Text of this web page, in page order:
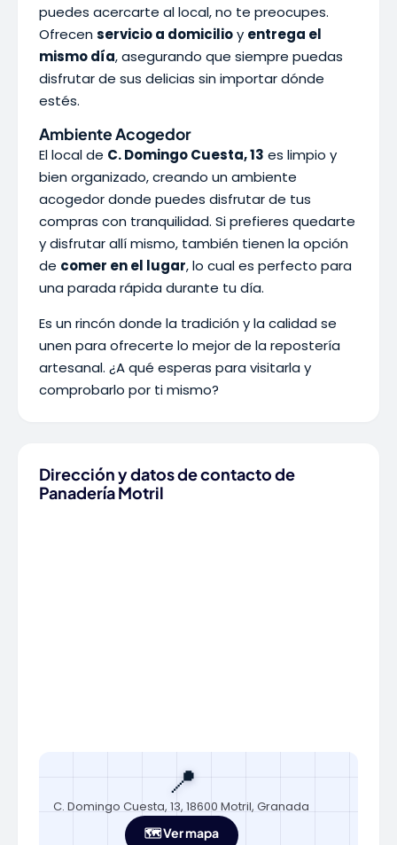
puedes acercarte al local, no te preocupes.
Ofrecen servicio a domicilioy entrega el
mismo día, asegurando que siempre puedas
disfrutar de sus delicias sin importar dónde
estés.
Ambiente Acogedor
El local de C. Domingo Cuesta, 13 es limpio y
bien organizado, creando un ambiente
acogedor donde puedes disfrutar de tus
compras con tranquilidad. Si prefieres quedarte
y disfrutar allí mismo, también tienen la opción
de comer en el lugar, lo cual es perfecto para
una parada rápida durante tu día.
Es un rincón donde la tradición y la calidad se
unen para ofrecerte lo mejor de la repostería
artesanal. ¿A qué esperas para visitarla y
comprobarlo por ti mismo?
Dirección y datos de contacto de
Panadería Motril
📍
C. Domingo Cuesta, 13, 18600 Motril, Granada
🗺️ Ver mapa